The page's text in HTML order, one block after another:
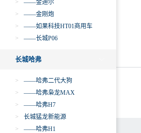
>
——金迪尔
>
——金刚炮
>
——如果科技HT01商用车
>
——长城P06
长城哈弗
>
——哈弗二代大狗
>
——哈弗枭龙MAX
>
——哈弗H7
>
长城猛龙新能源
>
——哈弗H1